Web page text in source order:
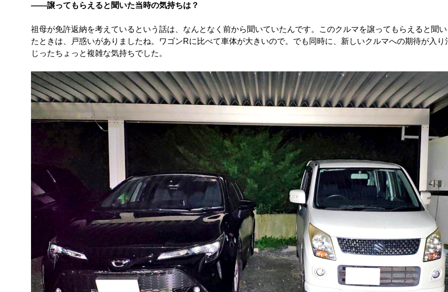
――譲ってもらえると聞いた当時の気持ちは？
祖母が免許返納を考えているという話は、なんとなく前から聞いていたんです。このクルマを譲ってもらえると聞い
たときは、戸惑いがありましたね。ワゴンRに比べて車体が大きいので。でも同時に、新しいクルマへの期待が入り
じったちょっと複雑な気持ちでした。